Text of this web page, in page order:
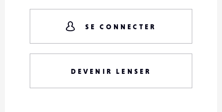
SE CONNECTER
DEVENIR LENSER